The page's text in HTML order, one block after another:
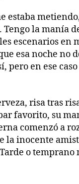
estaba
Tengo la manía
escenarios en
esa noche no
pero en ese
risa tras
favorito, su
comenzó a
la inocente
o temprano